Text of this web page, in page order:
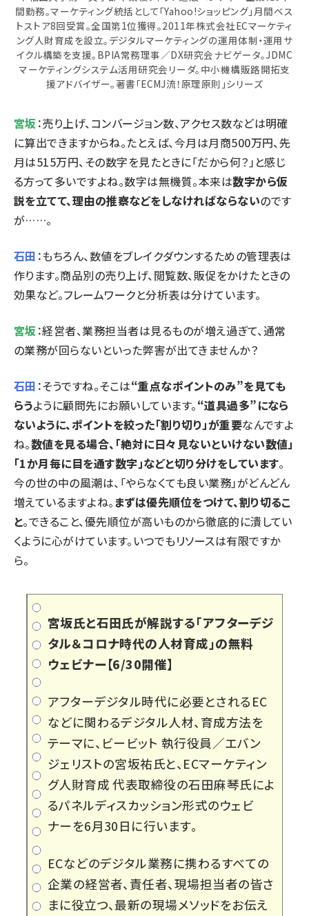
間勤務。マーケティング統括として「Yahoo!ショッピング」月間ベス
トストア8回受賞。全国第1位獲得。2011年株式会社ECマーケティ
ング人財育成を設立。デジタルマーケティングの運用体制・運用サ
イクル構築を支援。BPIA常務理事／DX研究会ナビゲータ。JDMC
マーケティングシステム活用研究会リーダ。中小機構販路開拓支
援アドバイザー。著書「ECMJ流！原理原則」シリーズ
宮坂 ：売り上げ、コンバージョン数、アクセス数などは明確
に算出できますからね。たとえば、今月は月商500万円、先
月は515万円、その数字を見たときに「だから何？」と感じ
る方って多いですよね。数字は無機質。本来は数字から仮
説を立てて、理由の推察などをしなければならないのです
が……。
石田 ：もちろん、数値をブレイクダウンするための管理表は
作ります。商品別の売り上げ、閲覧数、販促をかけたときの
効果など。フレームワークと分析表は分けています。
宮坂 ：経営者、業務担当者は見るものが増え過ぎて、通常
の業務が回らないといった弊害が出てきませんか？
石田 ：そうですね。そこは“重点なポイントのみ”を見ても
らうように顧問先にお願いしています。“道具過多”になら
ないように、ポイントを絞った「割り切り」が重要なんですよ
ね。数値を見る場合、「絶対に日々見ないといけない数値」
「1か月毎に目を通す数字」などと切り分けをしています。
今の世の中の風潮は、「やらなくても良い業務」がどんどん
増えているますよね。 まずは優先順位をつけて、割り切るこ
と。できること、優先順位が高いものから徹底的に潰してい
くように心がけています。いつでもリソースは有限ですか
ら。
宮坂氏と石田氏が解説する「アフターデジ
タル＆コロナ時代の人材育成」の無料
ウェビナー【6/30開催】
アフターデジタル時代に必要とされるEC
などに関わるデジタル人材、育成方法を
テーマに、ビービット 執行役員／エバン
ジェリストの宮坂祐氏と、ECマーケティン
グ人財育成 代表取締役の石田麻琴氏によ
るパネルディスカッション形式のウェビ
ナーを6月30日に行います。
ECなどのデジタル業務に携わるすべての
企業の経営者、責任者、現場担当者の皆さ
まに役立つ、最新の現場メソッドをお伝え